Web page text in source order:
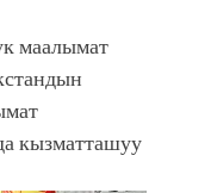
маалымат
кызматташуу